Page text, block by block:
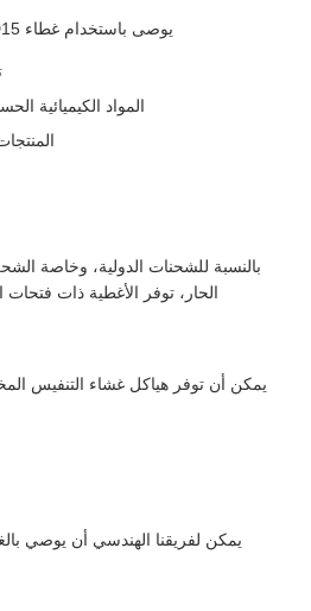
يوصى باستخدام غطاء D15 ذو فتحات تهوية من أجل:
المواد الكيميائية
بالنسبة للشحنات الدولية، وخاصة
الحار، توفر الأغطية ذات فتحات
يمكن أن توفر هياكل غشاء التنفيس
يمكن لفريقنا الهندسي أن يوصي